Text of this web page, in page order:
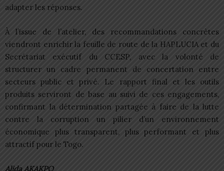
adapter les réponses.​
À l’issue de l’atelier, des recommandations concrètes
viendront enrichir la feuille de route de la HAPLUCIA et du
Secrétariat exécutif du CCESP, avec la volonté de
structurer un cadre permanent de concertation entre
secteurs public et privé. Le rapport final et les outils
produits serviront de base au suivi de ces engagements,
confirmant la détermination partagée à faire de la lutte
contre la corruption un pilier d’un environnement
économique plus transparent, plus performant et plus
attractif pour le Togo.
Alida AKAKPO